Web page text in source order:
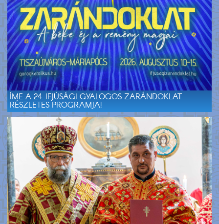
ÍME A 24. IFJÚSÁGI GYALOGOS ZARÁNDOKLAT
RÉSZLETES PROGRAMJA!